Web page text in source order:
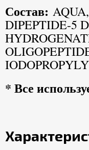
Состав:
DIPEPTIDE-5
* Все